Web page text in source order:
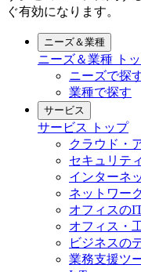
ぐ有効になります。
ニーズ＆業種
ニーズ＆業種 ト
ニーズで探
業種で探す
サービス
サービス
トップ
クラウド・
セキュリティ
インターネ
ネットワー
オフィスの
オフィス・
ビジネスの
業務支援ツ